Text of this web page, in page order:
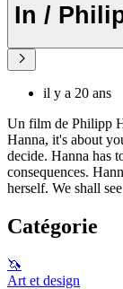
In /
il y a 20 ans
Un film de Philipp
Hanna, it's about
decide. Hanna has
consequences.
herself. We shall
Catégorie
🦄
Art et design